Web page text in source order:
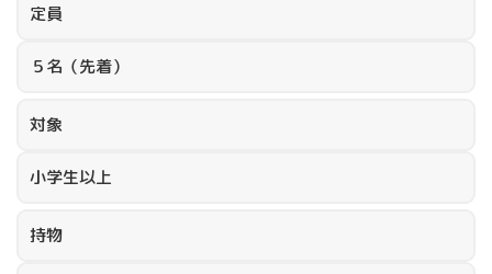
定員
５名（先着）
対象
小学生以上
持物